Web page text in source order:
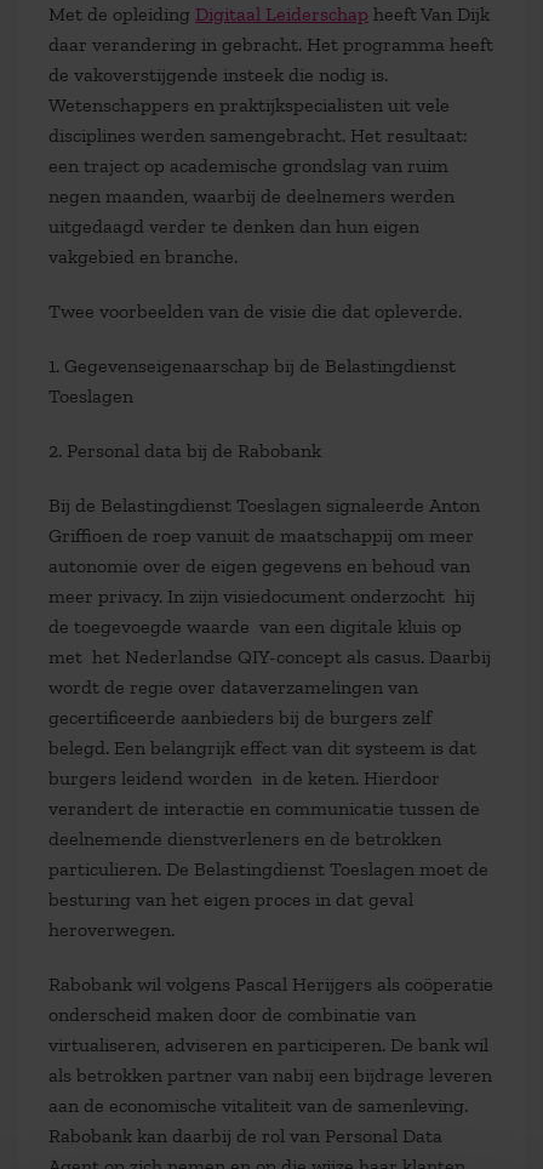
Met de opleiding Digitaal Leiderschap heeft Van Dijk
daar verandering in gebracht. Het programma heeft
de vakoverstijgende insteek die nodig is.
Wetenschappers en praktijkspecialisten uit vele
disciplines werden samengebracht. Het resultaat:
een traject op academische grondslag van ruim
negen maanden, waarbij de deelnemers werden
uitgedaagd verder te denken dan hun eigen
vakgebied en branche.
Twee voorbeelden van de visie die dat opleverde.
1. Gegevenseigenaarschap bij de Belastingdienst
Toeslagen
2. Personal data bij de Rabobank
Bij de Belastingdienst Toeslagen signaleerde Anton
Griffioen de roep vanuit de maatschappij om meer
autonomie over de eigen gegevens en behoud van
meer privacy. In zijn visiedocument onderzocht hij
de toegevoegde waarde van een digitale kluis op
met het Nederlandse QIY-concept als casus. Daarbij
wordt de regie over dataverzamelingen van
gecertificeerde aanbieders bij de burgers zelf
belegd. Een belangrijk effect van dit systeem is dat
burgers leidend worden in de keten. Hierdoor
verandert de interactie en communicatie tussen de
deelnemende dienstverleners en de betrokken
particulieren. De Belastingdienst Toeslagen moet de
besturing van het eigen proces in dat geval
heroverwegen.
Rabobank wil volgens Pascal Herijgers als coöperatie
onderscheid maken door de combinatie van
virtualiseren, adviseren en participeren. De bank wil
als betrokken partner van nabij een bijdrage leveren
aan de economische vitaliteit van de samenleving.
Rabobank kan daarbij de rol van Personal Data